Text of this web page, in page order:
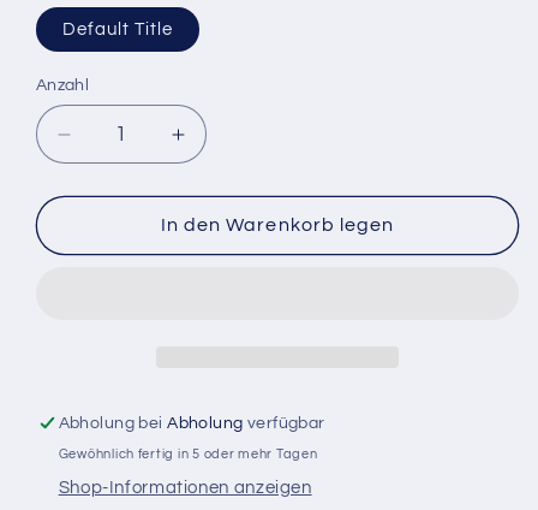
Default Title
Anzahl
Verringere
die
Menge
50x50x3mm
Erhöhe
die
Menge
für
50x50x3mm
In den Warenkorb legen
Abholung beiAbholung verfügbar
Gewöhnlich fertig in 5 oder mehr Tagen
Shop-Informationen anzeigen